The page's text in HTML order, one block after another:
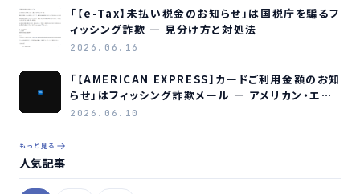
「【e-Tax】未払い税金のお知らせ」は国税庁を騙るフ
ィッシング詐欺 ― 見分け方と対処法
2026.06.16
「【AMERICAN EXPRESS】カードご利用金額のお知
らせ」はフィッシング詐欺メール ― アメリカン・エキ
スプレスを装う偽メールの見分け方
2026.06.10
もっと見る
人気記事